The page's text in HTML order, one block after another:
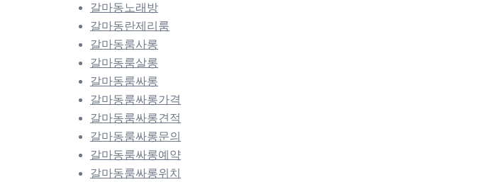
갈마동노래방
갈마동란제리룸
갈마동룸사롱
갈마동룸살롱
갈마동룸싸롱
갈마동룸싸롱가격
갈마동룸싸롱견적
갈마동룸싸롱문의
갈마동룸싸롱예약
갈마동룸싸롱위치